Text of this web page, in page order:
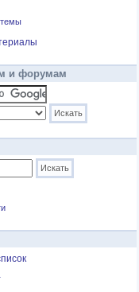
темы
и форумам